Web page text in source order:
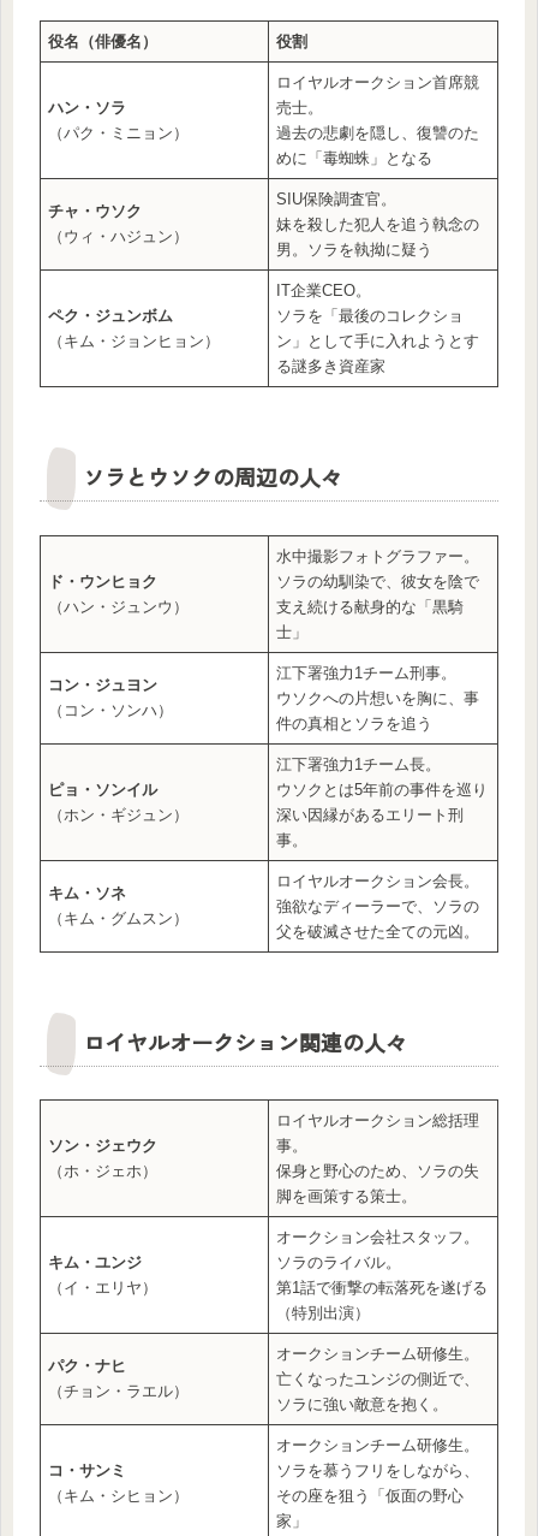
役名（俳優名） 役割
ハン・ソラ
（パク・ミニョン）
ロイヤルオークション首席競
売士。
過去の悲劇を隠し、復讐のた
めに「毒蜘蛛」となる
チャ・ウソク
（ウィ・ハジュン）
SIU保険調査官。
妹を殺した犯人を追う執念の
男。ソラを執拗に疑う
ペク・ジュンボム
（キム・ジョンヒョン）
IT企業CEO。
ソラを「最後のコレクショ
ン」として手に入れようとす
る謎多き資産家
ソラとウソクの周辺の人々
ド・ウンヒョク
（ハン・ジュンウ）
水中撮影フォトグラファー。
ソラの幼馴染で、彼女を陰で
支え続ける献身的な「黒騎
士」
コン・ジュヨン
（コン・ソンハ）
江下署強力1チーム刑事。
ウソクへの片想いを胸に、事
件の真相とソラを追う
ピョ・ソンイル
（ホン・ギジュン）
江下署強力1チーム長。
ウソクとは5年前の事件を巡り
深い因縁があるエリート刑
事。
キム・ソネ
（キム・グムスン）
ロイヤルオークション会長。
強欲なディーラーで、ソラの
父を破滅させた全ての元凶。
ロイヤルオークション関連の人々
ソン・ジェウク
（ホ・ジェホ）
ロイヤルオークション総括理
事。
保身と野心のため、ソラの失
脚を画策する策士。
キム・ユンジ
（イ・エリヤ）
オークション会社スタッフ。
ソラのライバル。
第1話で衝撃の転落死を遂げる
（特別出演）
パク・ナヒ
（チョン・ラエル）
オークションチーム研修生。
亡くなったユンジの側近で、
ソラに強い敵意を抱く。
コ・サンミ
（キム・シヒョン）
オークションチーム研修生。
ソラを慕うフリをしながら、
その座を狙う「仮面の野心
家」